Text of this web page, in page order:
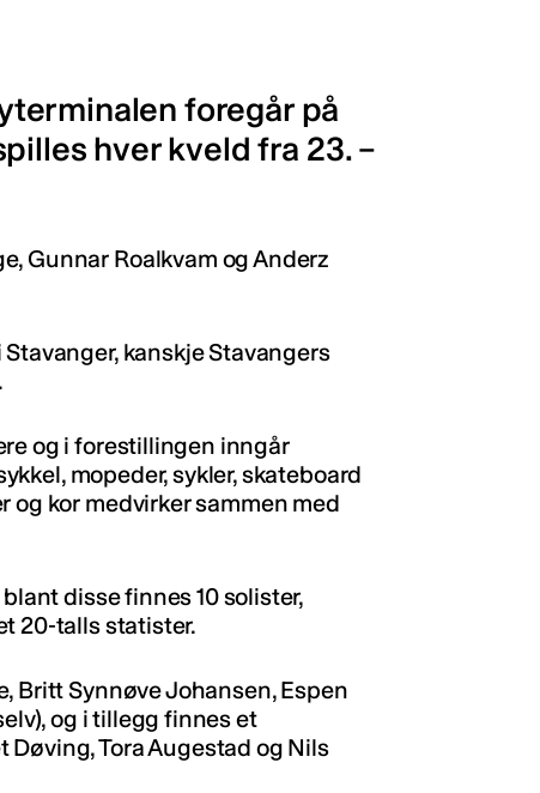
foregår på
hver kveld fra 23. –
Gunnar Roalkvam og Anderz
kanskje Stavangers
og i forestillingen inngår
mopeder, sykler, skateboard
og kor medvirker sammen med
disse finnes 10 solister,
20-talls statister.
Britt Synnøve Johansen, Espen
og i tillegg finnes et
Døving, Tora Augestad og Nils